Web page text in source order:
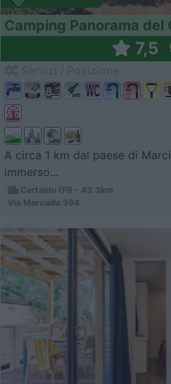
Camping Panorama del
7,5
A circa 1 km dal paese di
immerso...
Certaldo (FI) - 43.3km
Via Marcialla 394